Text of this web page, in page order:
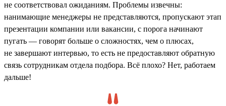
не соответствовал ожиданиям. Проблемы извечны:
нанимающие менеджеры не представляются, пропускают этап
презентации компании или вакансии, с порога начинают
пугать — говорят больше о сложностях, чем о плюсах,
не завершают интервью, то есть не предоставляют обратную
связь сотрудникам отдела подбора. Всё плохо? Нет, работаем
дальше!